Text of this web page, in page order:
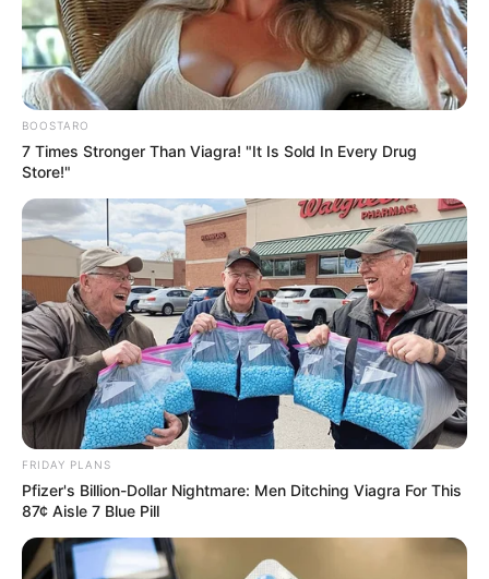
BOOSTARO
7 Times Stronger Than Viagra! "It Is Sold In Every Drug
Store!"
FRIDAY PLANS
Pfizer's Billion-Dollar Nightmare: Men Ditching Viagra For This
87¢ Aisle 7 Blue Pill